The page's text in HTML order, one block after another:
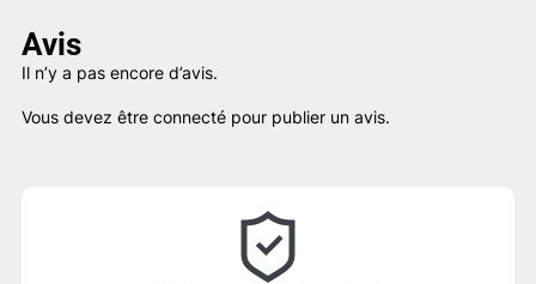
Avis
Il n’y a pas encore d’avis.
Vous devez être connecté pour publier un avis.